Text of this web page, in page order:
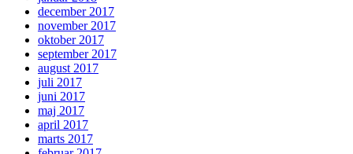
december 2017
november 2017
oktober 2017
september 2017
august 2017
juli 2017
juni 2017
maj 2017
april 2017
marts 2017